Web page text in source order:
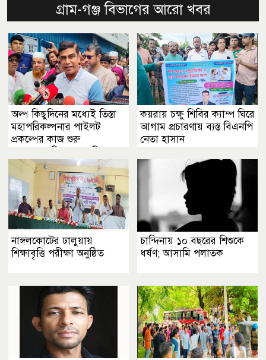
গ্রাম-গঞ্জ বিভাগের আরো খবর
অল্প কিছুদিনের মধ্যেই তিস্তা
মহাপরিকল্পনার পাইলট
প্রকল্পের কাজ শুরু
প্রতিমন্ত্রী
কয়রায় চক্ষু শিবির ক্যাম্প ঘিরে
আগাম প্রচারণায় ব্যস্ত বিএনপি
নেতা হাসান
নাঙ্গলকোটের ঢালুয়ায়
শিক্ষাবৃত্তি পরীক্ষা অনুষ্ঠিত
চান্দিনায় ১০ বছরের শিশুকে
ধর্ষণ; আসামি পলাতক